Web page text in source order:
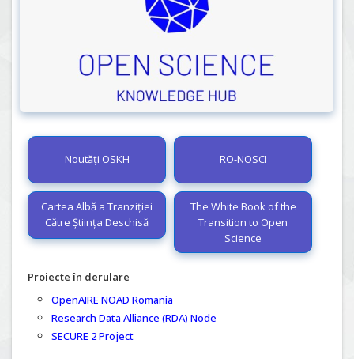
Noutăți OSKH RO-NOSCI
Cartea Albă a Tranziției
Către Știința Deschisă
The White Book of the
Transition to Open
Science
Proiecte în derulare
OpenAIRE NOAD Romania
Research Data Alliance (RDA) Node
SECURE 2 Project